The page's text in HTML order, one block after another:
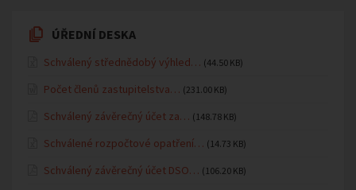
ÚŘEDNÍ DESKA
Schválený střednědobý výhled… (44.50 KB)
Počet členů zastupitelstva… (231.00 KB)
Schválený závěrečný účet za… (148.78 KB)
Schválené rozpočtové opatření… (14.73 KB)
Schválený závěrečný účet DSO… (106.20 KB)